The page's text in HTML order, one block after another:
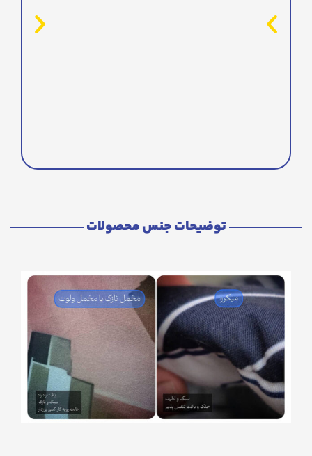
توضیحات جنس محصولات